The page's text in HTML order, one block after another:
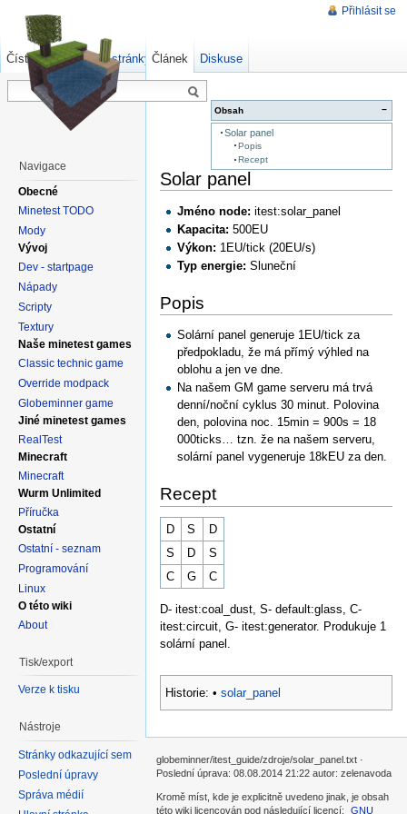
−
Obsah
Solar panel
Popis
Recept
Solar panel
Jméno node: itest:solar_panel
Kapacita: 500EU
Výkon: 1EU/tick (20EU/s)
Typ energie: Sluneční
Popis
Solární panel generuje 1EU/tick za
předpokladu, že má přímý výhled na
oblohu a jen ve dne.
Na našem GM game serveru má trvá
denní/noční cyklus 30 minut. Polovina
den, polovina noc. 15min = 900s = 18
000ticks… tzn. že na našem serveru,
solární panel vygeneruje 18kEU za den.
Recept
D S
D
S
D
S
C
G C
D- itest:coal_dust, S- default:glass, C-
itest:circuit, G- itest:generator. Produkuje 1
solární panel.
Historie: • solar_panel
Přihlásit se
Článek Diskuse
Číst Zdrojový kód stránky Starší verze
Navigace
Obecné
Minetest TODO
Mody
Vývoj
Dev - startpage
Nápady
Scripty
Textury
Naše minetest games
Classic technic game
Override modpack
Globeminner game
Jiné minetest games
RealTest
Minecraft
Minecraft
Wurm Unlimited
Příručka
Ostatní
Ostatní - seznam
Programování
Linux
O této wiki
About
Tisk/export
Verze k tisku
Nástroje
Stránky odkazující sem
Poslední úpravy
Správa médií
globeminner/itest_guide/zdroje/solar_panel.txt ·
Poslední úprava: 08.08.2014 21:22 autor: zelenavoda
Kromě míst, kde je explicitně uvedeno jinak, je obsah
této wiki licencován pod následující licencí:
GNU